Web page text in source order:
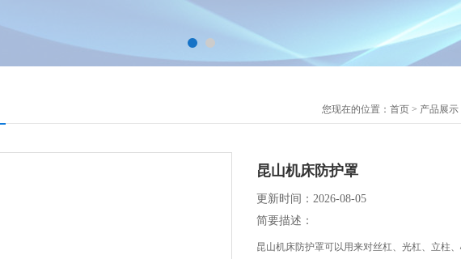
您现在的位置： 首页 > 产品展示
昆山机床防护罩
更新时间：2026-08-05
简要描述：
昆山机床防护罩可以用来对丝杠、光杠、立柱